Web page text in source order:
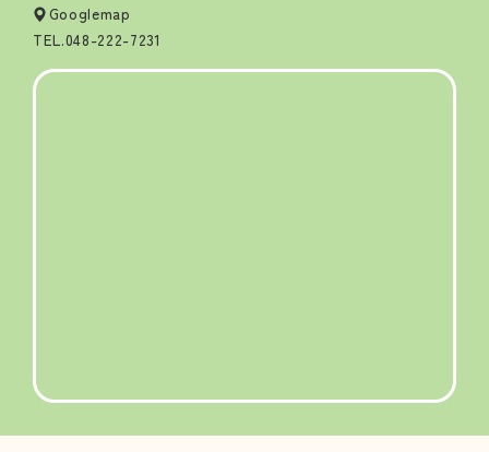
Googlemap
TEL.048-222-7231